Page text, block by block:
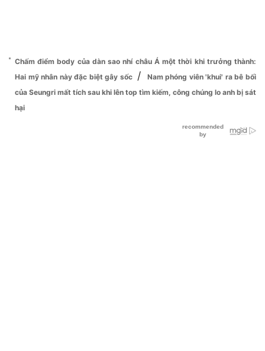
Chấm điểm body của dàn sao nhí châu Á một thời khi trưởng thành:
Hai mỹ nhân này đặc biệt gây sốc /
Nam phóng viên 'khui' ra bê bối
của Seungri mất tích sau khi lên top tìm kiếm, công chúng lo anh bị sát
hại